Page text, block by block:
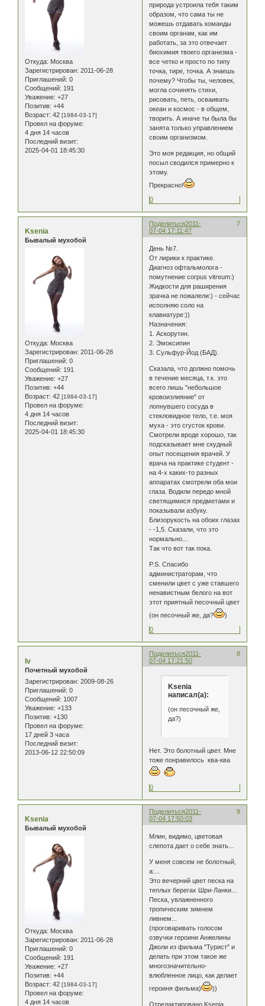
Откуда: Москва
Зарегистрирован: 2011-06-28
Приглашений: 0
Сообщений: 191
Уважение: +27
Позитив: +44
Возраст: 42 [1984-03-17]
Провел на форуме:
4 дня 14 часов
Последний визит:
2025-04-01 18:45:30
природа устроила тебя таким
образом, что сама ты не
можешь отдавать команды
своим органам, как им
работать, за это отвечает
биохимия твоего организма -
все четко и просто по типу
точка, тире, точка. А знаешь
почему? Чтобы ты, человек,
могла сочинять стихи,
рисовать, петь, осваивать
океан и космос - в общем,
творить. А иначе ты была бы
занята только управлением
своим организмом.
Это моя редакция, но общий
посыл сводился примерно к
этому.
Прекрасно!
0
Поделиться 7
2011-
07-04 17:11:47
Ksenia
Бывалый мухобой
Откуда: Москва
Зарегистрирован: 2011-06-28
Приглашений: 0
Сообщений: 191
Уважение: +27
Позитив: +44
Возраст: 42 [1984-03-17]
Провел на форуме:
4 дня 14 часов
Последний визит:
2025-04-01 18:45:30
День №7.
От лирики к практике.
Диагноз офтальмолога -
помутнение corpus vitreum:)
Жидкости для раширения
зрачка не пожалели:) - сейчас
исполняю соло на
клавиатуре:))
Назначения:
1. Аскорутин.
2. Эмоксипин
3. Сульфур-Йод (БАД).
Сказала, что должно помочь
в течение месяца, т.к. это
всего лишь "небольшое
кровоизлияние" от
лопнувшего сосуда в
стекловидное тело, т.е. моя
муха - это сгусток крови.
Смотрели вроде хорошо, так
подсказывает мне скудный
опыт посещения врачей. У
врача на практике студент -
на 4-х каких-то разных
аппаратах смотрели оба мои
глаза. Водили передо мной
светящимися предметами и
показывали азбуку.
Близорукость на обоих глазах
- -1,5. Сказали, что это
нормально...
Так что вот так пока.
P.S. Спасибо
администраторам, что
сменили цвет с уже ставшего
ненавистным белого на вот
этот приятный песочный цвет
(он песочный же, да?
)
0
Поделиться 8
2011-
07-04 17:21:50
Iv
Почетный мухобой
Зарегистрирован: 2009-08-26
Приглашений: 0
Сообщений: 1007
Уважение: +133
Позитив: +130
Провел на форуме:
17 дней 3 часа
Последний визит:
2013-06-12 22:50:09
Ksenia
написал(а):
(он песочный же,
да?)
Нет. Это болотный цвет. Мне
тоже понравилось ква-ква
0
Поделиться 9
2011-
07-04 17:50:03
Ksenia
Бывалый мухобой
Откуда: Москва
Зарегистрирован: 2011-06-28
Приглашений: 0
Сообщений: 191
Уважение: +27
Позитив: +44
Возраст: 42 [1984-03-17]
Провел на форуме:
4 дня 14 часов
Млин, видимо, цветовая
слепота дает о себе знать...
У меня совсем не болотный,
а:...
Это вечерний цвет песка на
теплых берегах Шри-Ланки...
Песка, увлажненного
тропическим зимнем
ливнем...
(проговаривать голосом
озвучки героини Анжелины
Джоли из фильма "Турист" и
делать при этом такое же
многозначительно-
влюбленное лицо, как делает
героиня фильма)
))
Отредактировано Ksenia